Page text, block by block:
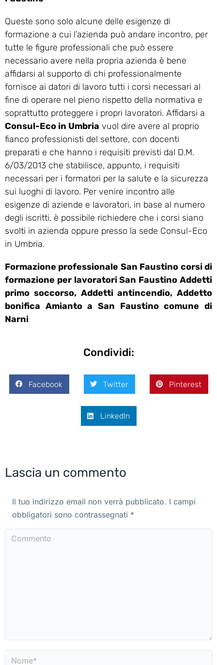
Queste sono solo alcune delle esigenze di
formazione a cui l’azienda può andare incontro, per
tutte le figure professionali che può essere
necessario avere nella propria azienda è bene
affidarsi al supporto di chi professionalmente
fornisce ai datori di lavoro tutti i corsi necessari al
fine di operare nel pieno rispetto della normativa e
soprattutto proteggere i propri lavoratori. Affidarsi a
Consul-Eco in Umbria vuol dire avere al proprio
fianco professionisti del settore, con docenti
preparati e che hanno i requisiti previsti dal D.M.
6/03/2013 che stabilisce, appunto, i requisiti
necessari per i formatori per la salute e la sicurezza
sui luoghi di lavoro. Per venire incontro alle
esigenze di aziende e lavoratori, in base al numero
degli iscritti, è possibile richiedere che i corsi siano
svolti in azienda oppure presso la sede Consul-Eco
in Umbria.
Formazione professionale San Faustino corsi di
formazione per lavoratori San Faustino Addetti
primo soccorso, Addetti antincendio, Addetto
bonifica Amianto a San Faustino comune di
Narni
Condividi:
Facebook Twitter Pinterest
LinkedIn
Lascia un commento
Il tuo indirizzo email non verrà pubblicato. I campi
obbligatori sono contrassegnati *
Commento
Nome *